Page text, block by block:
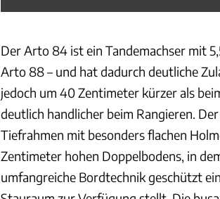
Der Arto 84 ist ein Tandemachser mit
Arto 88 – und hat dadurch deutliche
jedoch um 40 Zentimeter kürzer als
deutlich handlicher beim Rangieren.
Tiefrahmen mit besonders flachen
Zentimeter hohen Doppelbodens, in
umfangreiche Bordtechnik geschützt